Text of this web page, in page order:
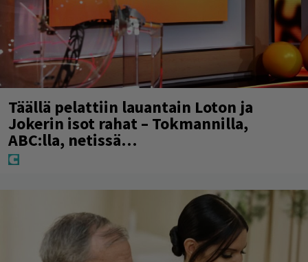
Täällä pelattiin lauantain Loton ja
Jokerin isot rahat – Tokmannilla,
ABC:lla, netissä…